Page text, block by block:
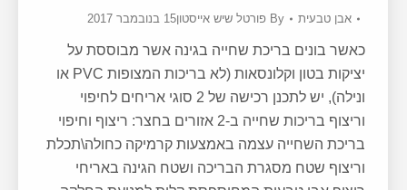
אבן טבעית By פורטל שיש אייסטון15 בנובמבר 2017
כאשר בונים בריכת שחייה בגינה אשר מבוססת על
יציקות בטון וקלונסאות (לא בריכות המצופות PVC או
ונילה), יש לתכנן רכישה של 2 סוגי אריחים לחיפוי
וריצוף בריכות שחייה ב-2 אזורים בחצר: ריצוף וחיפוי
בריכת השחייה עצמה באמצעות קרמיקה כחולה\תכלת
וריצוף שטח מסגרת הבריכה ושטח הגינה באריחי